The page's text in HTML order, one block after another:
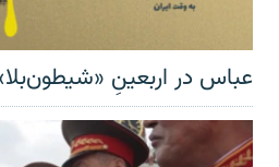
عباس در اربعینِ